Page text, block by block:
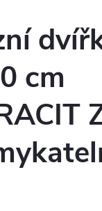
cm